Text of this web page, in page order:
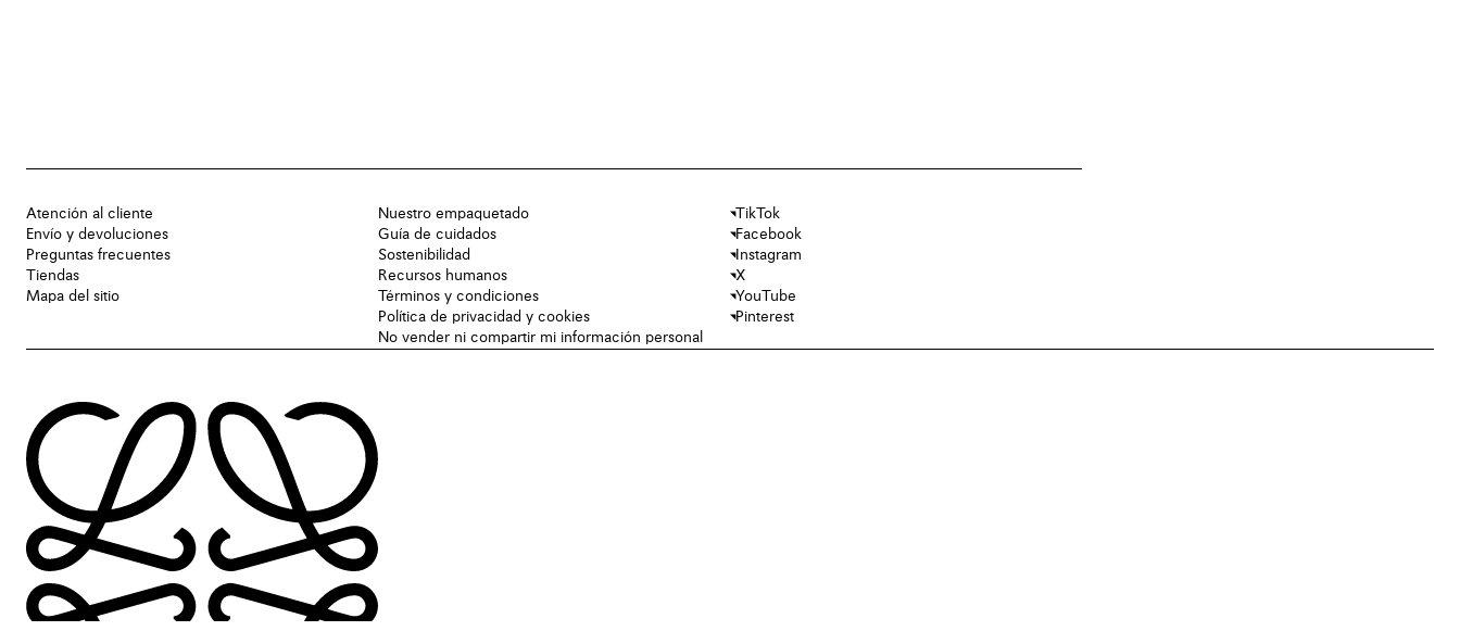
Atención al cliente
Envío y devoluciones
Preguntas frecuentes
Tiendas
Mapa del sitio
Nuestro empaquetado
Guía de cuidados
Sostenibilidad
Recursos humanos
Términos y condiciones
Política de privacidad y cookies
No vender ni compartir mi información personal
TikTok
Facebook
Instagram
X
YouTube
Pinterest